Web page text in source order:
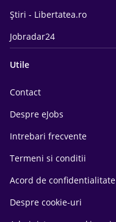
Știri - Libertatea.ro
Jobradar24
Utile
Contact
Despre eJobs
Intrebari frecvente
Termeni si conditii
Acord de confidentialitate
Despre cookie-uri